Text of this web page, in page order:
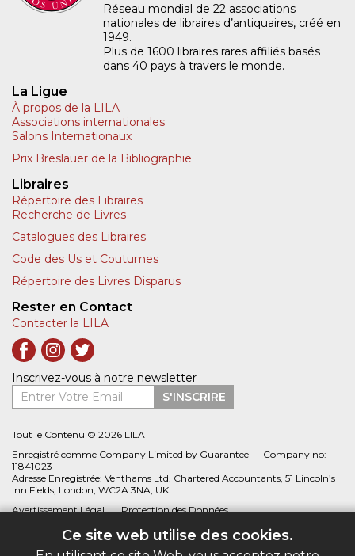
Ce site web utilise des cookies.
Réseau mondial de 22 associations
nationales de libraires d’antiquaires, créé en
1949.
Plus de 1600 libraires rares affiliés basés
dans 40 pays à travers le monde.
La Ligue
À propos de la LILA
Associations internationales
Salons Internationaux
Prix Breslauer de la Bibliographie
Libraires
Répertoire des Libraires
Recherche de Livres
Catalogues des Libraires
Code des Us et Coutumes
Répertoire des Livres Disparus
Rester en Contact
Contacter la LILA
Inscrivez-vous à notre newsletter
Entrer Votre Email
S'INSCRIRE
Tout le Contenu © 2026 LILA
Enregistré comme Company Limited by Guarantee — Company no:
11841023
Adresse Enregistrée: Venthams Ltd. Chartered Accountants, 51 Lincoln’s
Inn Fields, London, WC2A 3NA, UK
Avertissement Légal
Protection des Données